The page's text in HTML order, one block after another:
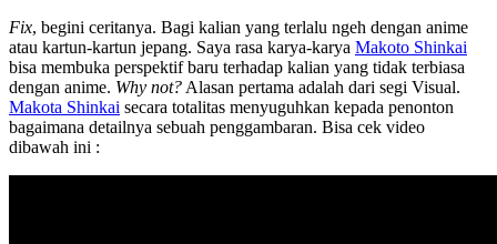
Fix, begini ceritanya. Bagi kalian yang terlalu ngeh dengan anime
atau kartun-kartun jepang. Saya rasa karya-karya Makoto Shinkai
bisa membuka perspektif baru terhadap kalian yang tidak terbiasa
dengan anime. Why not? Alasan pertama adalah dari segi Visual.
Makota Shinkai secara totalitas menyuguhkan kepada penonton
bagaimana detailnya sebuah penggambaran. Bisa cek video
dibawah ini :